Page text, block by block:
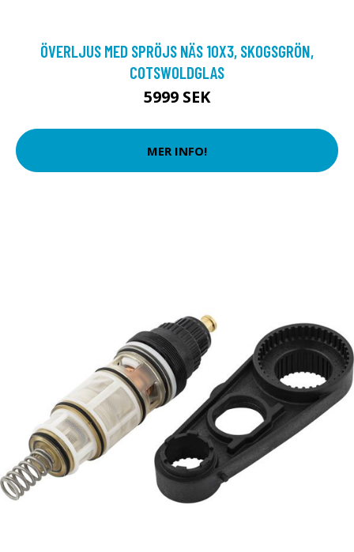
ÖVERLJUS MED SPRÖJS NÄS 10X3, SKOGSGRÖN,
COTSWOLDGLAS
5999 SEK
MER INFO!